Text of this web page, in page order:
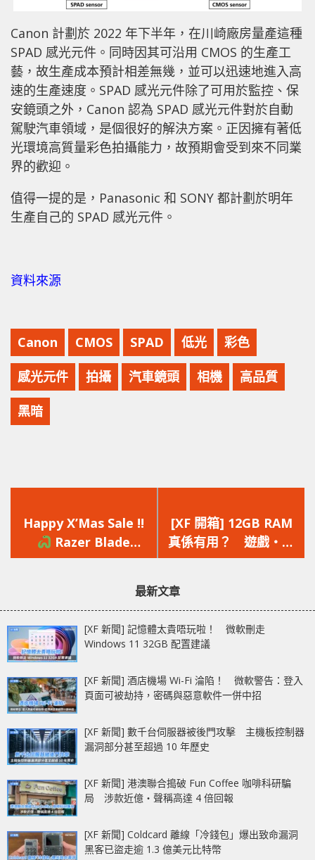
Canon 計劃於 2022 年下半年，在川崎廠房量產這種
SPAD 感光元件。同時因其可沿用 CMOS 的生產工
藝，故生產成本預計相差無幾，並可以迅速地進入高
速的生產速度。SPAD 感光元件除了可用於監控、保
安鏡頭之外，Canon 認為 SPAD 感光元件對於自動
駕駛汽車領域，是個很好的解決方案。正因擁有著低
光環境高質量彩色拍攝能力，故預期會受到來不同業
界的歡迎。
值得一提的是，Panasonic 和 SONY 都計劃於明年
生產自己的 SPAD 感光元件。
資料來源
Canon CMOS SPAD 低光 彩色
感光元件 拍攝 汽車鏡頭 相機 高品質
黑暗
一
篇
文
Razer Blade
Notebook 優惠
一
文
[XF 開箱] 12GB RAM
真係有用？ 遊戲‧剪
片‧挖礦‧功耗詳細測
GeForce RTX 2060
最新文章
[XF 新聞] 記憶體太貴唔玩啦！ 微軟刪走
Windows 11 32GB 配置建議
[XF 新聞] 酒店機場 Wi-Fi 淪陷！ 微軟警告：登入
頁面可被劫持，密碼與惡意軟件一併中招
[XF 新聞] 數千台伺服器被後門攻擊 主機板控制器
漏洞部分甚至超過 10 年歷史
[XF 新聞] 港澳聯合搗破 Fun Coffee 咖啡科研騙
局 涉款近億‧聲稱高達 4 倍回報
[XF 新聞] Coldcard 離線「冷錢包」爆出致命漏洞
黑客已盜走逾 1.3 億美元比特幣